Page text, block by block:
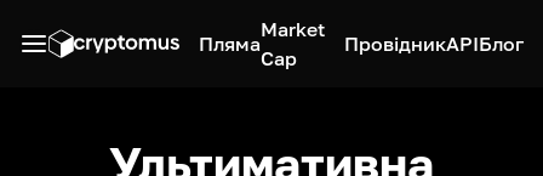
Пляма
Market
Cap
ПровідникAPIБлог
Ультимативна